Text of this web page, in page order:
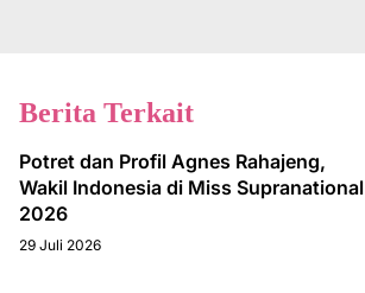
Berita Terkait
Potret dan Profil Agnes Rahajeng,
Wakil Indonesia di Miss Supranational
2026
29 Juli 2026